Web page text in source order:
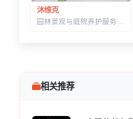
沐维克
相关推荐